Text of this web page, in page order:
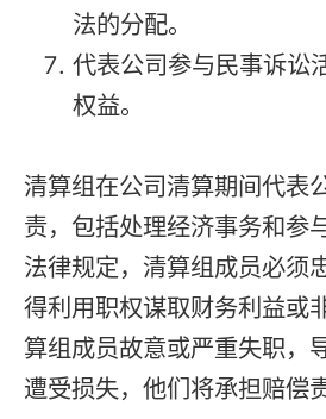
法的分配。
代表公司参与民事诉讼
权益。
清算组在公司清算期间代表
责，包括处理经济事务和参
法律规定，清算组成员必须
得利用职权谋取财务利益或
算组成员故意或严重失职，
遭受损失，他们将承担赔偿